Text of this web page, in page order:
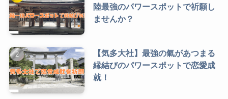
陸最強のパワースポットで祈願し
ませんか？
【気多大社】最強の氣があつまる
縁結びのパワースポットで恋愛成
就！